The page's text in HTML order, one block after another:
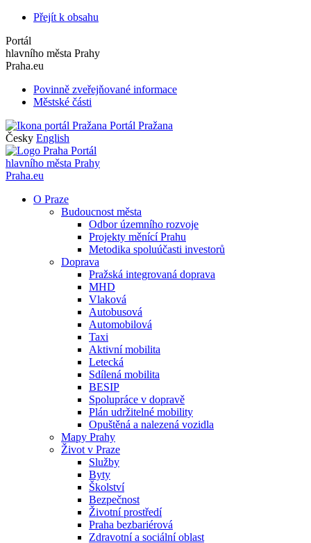
Přejít k obsahu
Portál
hlavního města Prahy
Praha.eu
Povinně zveřejňované informace
Městské části
Portál Pražana
Česky English
Portál
hlavního města Prahy
Praha.eu
O Praze
Budoucnost města
Odbor územního rozvoje
Projekty měnící Prahu
Metodika spoluúčasti investorů
Doprava
Pražská integrovaná doprava
MHD
Vlaková
Autobusová
Automobilová
Taxi
Aktivní mobilita
Letecká
Sdílená mobilita
BESIP
Spolupráce v dopravě
Plán udržitelné mobility
Opuštěná a nalezená vozidla
Mapy Prahy
Život v Praze
Služby
Byty
Školství
Bezpečnost
Životní prostředí
Praha bezbariérová
Zdravotní a sociální oblast